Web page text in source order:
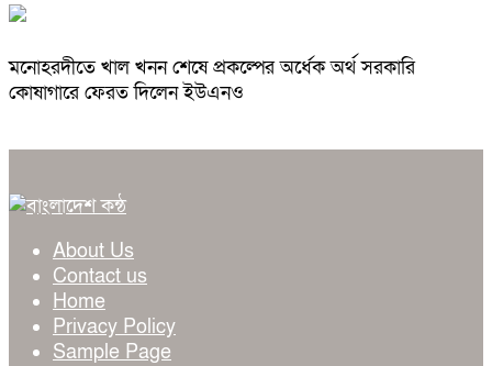
মনোহরদীতে খাল খনন শেষে প্রকল্পের অর্ধেক অর্থ সরকারি
কোষাগারে ফেরত দিলেন ইউএনও
About Us
Contact us
Home
Privacy Policy
Sample Page